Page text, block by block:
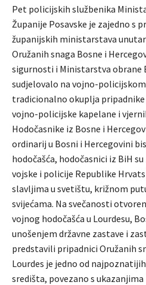
Pet policijskih službenika
Županije Posavske je zajedno s
županijskih ministarstava
Oružanih snaga Bosne i
sigurnosti i Ministarstva obrane
sudjelovalo na vojno-
tradicionalno okuplja
vojno-policijske kapelane i
Hodočasnike iz Bosne i
ordinarij u Bosni i Hercegovini
hodočašća, hodočasnici iz BiH
vojske i policije Republike
slavljima u svetištu, križnom
svijećama. Na svečanosti
vojnog hodočašća u Lourdesu,
unošenjem državne zastave i
predstavili pripadnici Oružanih
Lourdes je jedno od
središta, povezano s ukazanjima